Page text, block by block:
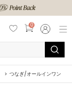
0
つなぎ/オールインワン